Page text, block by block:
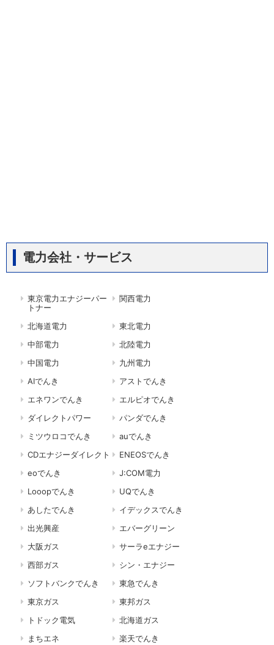
電力会社・サービス
東京電力エナジーパー
トナー
関西電力
北海道電力
東北電力
中部電力
北陸電力
中国電力
九州電力
AIでんき
アストでんき
エネワンでんき
エルピオでんき
ダイレクトパワー
パンダでんき
ミツウロコでんき
auでんき
CDエナジーダイレクト
ENEOSでんき
eoでんき
J:COM電力
Looopでんき
UQでんき
あしたでんき
イデックスでんき
出光興産
エバーグリーン
大阪ガス
サーラeエナジー
西部ガス
シン・エナジー
ソフトバンクでんき
東急でんき
東京ガス
東邦ガス
トドック電気
北海道ガス
まちエネ
楽天でんき